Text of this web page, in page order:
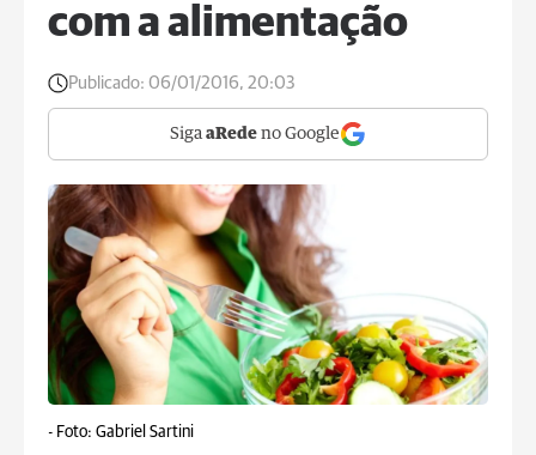
com a alimentação
Publicado: 06/01/2016, 20:03
Siga aRede no Google
- Foto: Gabriel Sartini